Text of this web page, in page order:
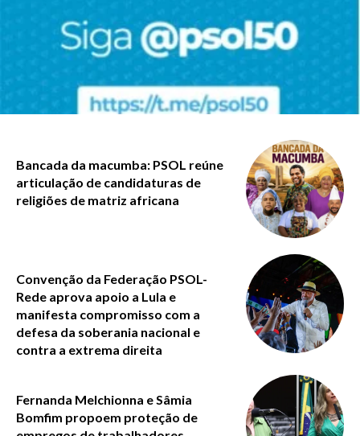
Bancada da macumba: PSOL reúne
articulação de candidaturas de
religiões de matriz africana
Convenção da Federação PSOL-
Rede aprova apoio a Lula e
manifesta compromisso com a
defesa da soberania nacional e
contra a extrema direita
Fernanda Melchionna e Sâmia
Bomfim propoem proteção de